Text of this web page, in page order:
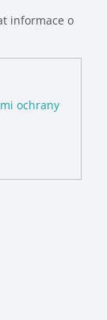
informace o
ochrany